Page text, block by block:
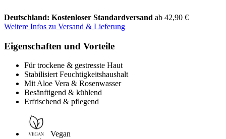
Deutschland: Kostenloser Standardversand ab 42,90 €
Weitere Infos zu Versand & Lieferung
Eigenschaften und Vorteile
Für trockene & gestresste Haut
Stabilisiert Feuchtigkeitshaushalt
Mit Aloe Vera & Rosenwasser
Besänftigend & kühlend
Erfrischend & pflegend
Vegan